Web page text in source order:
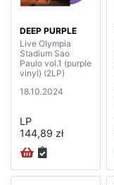
DEEP PURPLE
Live Olympia
Stadium Sao
Paulo vol.1 (purple
vinyl) (2LP)
18.10.2024
LP
144,89 zł